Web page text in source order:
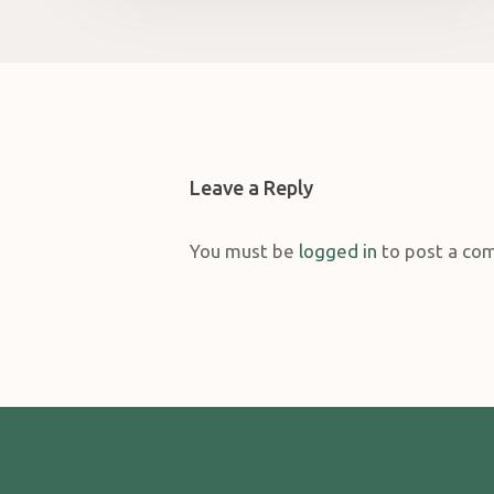
Leave a Reply
You must be logged in to post a